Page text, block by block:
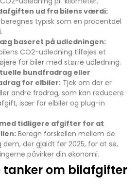
ud fra bilens værdi:
typisk som en procentdel
baseret på udledningen:
CO2-udledning tilføjes et
for biler med større udledning.
bundfradrag eller
for elbiler: Tjek om der er
andre fradrag, som kan reducere
især for elbiler og plug-in
tidligere afgifter for at
Beregn forskellen mellem de
der gjaldt før 2025, for at se,
påvirker din økonomi.
tanker om bilafgifter